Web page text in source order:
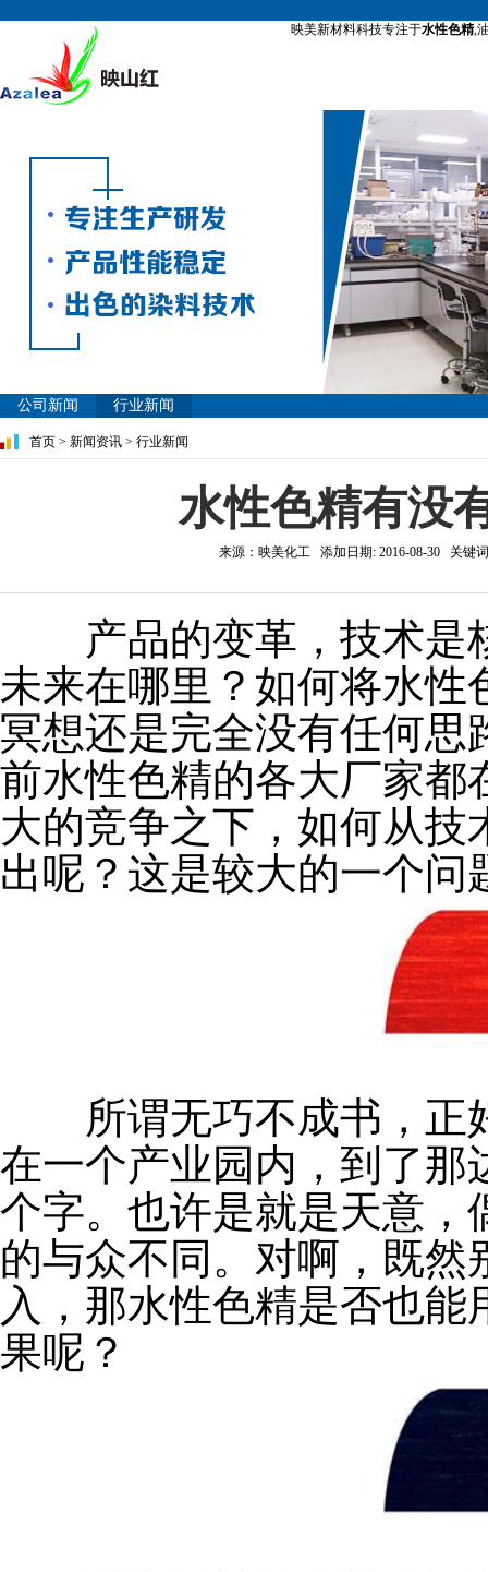
映美新材料科技专注于水性色精,
公司新闻 行业新闻
首页 > 新闻资讯 > 行业新闻
水性色精有没
来源：映美化工 添加日期: 2016-08-30 关键
产品的变革，技术是
未来在哪里？如何将水
冥想还是完全没有任何思
前水性色精的各大厂家都
大的竞争之下，如何从
出呢？这是较大的一个问
所谓无巧不成书，正
在一个产业园内，到了那
个字。也许是就是天意，
的与众不同。对啊，既
入，那水性色精是否也
果呢？